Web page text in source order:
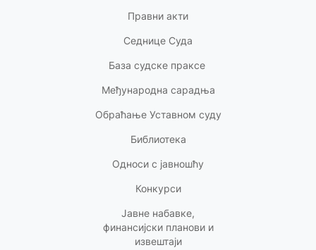
Правни акти
Седнице Суда
База судске праксе
Међународна сарадња
Обраћање Уставном суду
Библиотека
Односи с јавношћу
Конкурси
Јавне набавке,
финансијски планови и
извештаји